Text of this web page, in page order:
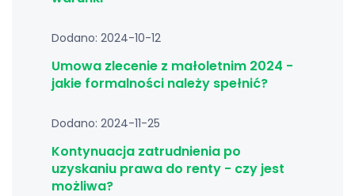
Dodano: 2024-10-12
Umowa zlecenie z małoletnim 2024 -
jakie formalności należy spełnić?
Dodano: 2024-11-25
Kontynuacja zatrudnienia po
uzyskaniu prawa do renty - czy jest
możliwa?